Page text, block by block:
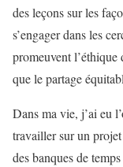
des leçons sur les
s’engager dans les
promeuvent l’éthique
que le partage
Dans ma vie, j’ai eu
travailler sur un
des banques de